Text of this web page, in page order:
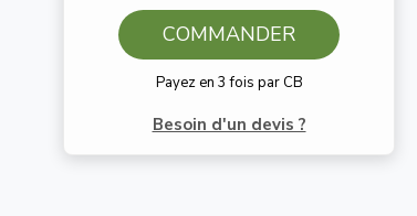
COMMANDER
Payez en 3 fois par CB
Besoin d'un devis ?